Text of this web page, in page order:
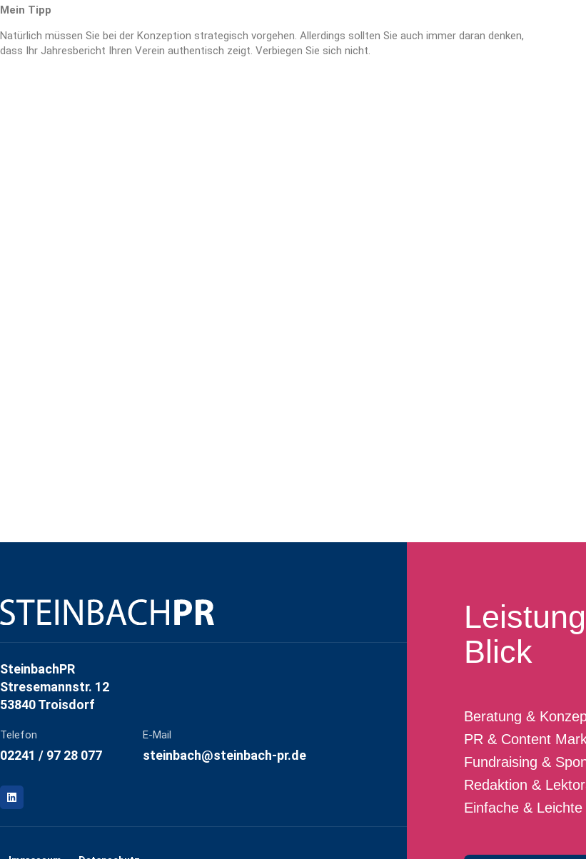
Mein Tipp
Natürlich müssen Sie bei der Konzeption strategisch vorgehen. Allerdings sollten Sie auch immer daran denken,
dass Ihr Jahresbericht Ihren Verein authentisch zeigt. Verbiegen Sie sich nicht.
SteinbachPR
Stresemannstr. 12
53840 Troisdorf
Telefon
02241 / 97 28 077
E-Mail
steinbach@steinbach-pr.de
Blick
Beratung &
PR & Content
Fundraising &
Redaktion &
Einfache &